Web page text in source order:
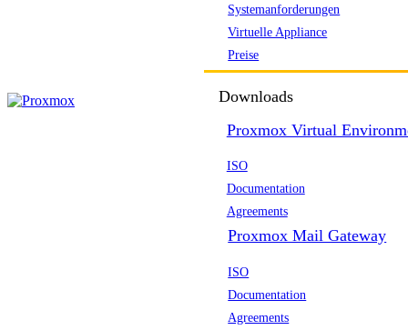
Systemanforderungen
Virtuelle Appliance
Preise
Downloads
Proxmox Virtual
ISO
Documentation
Agreements
Proxmox Mail Gateway
ISO
Documentation
Agreements